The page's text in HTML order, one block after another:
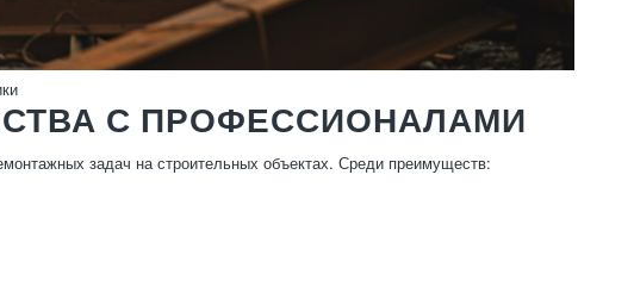
С ПРОФЕССИОНАЛАМИ
задач на строительных объектах. Среди преимуществ: